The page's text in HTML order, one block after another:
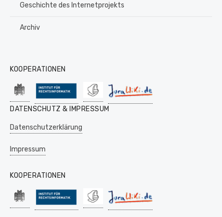
Geschichte des Internetprojekts
Archiv
KOOPERATIONEN
DATENSCHUTZ & IMPRESSUM
Datenschutzerklärung
Impressum
KOOPERATIONEN